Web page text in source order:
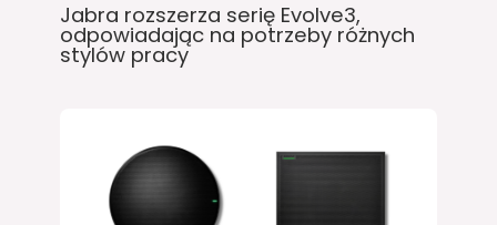
Jabra rozszerza serię Evolve3,
odpowiadając na potrzeby różnych
stylów pracy